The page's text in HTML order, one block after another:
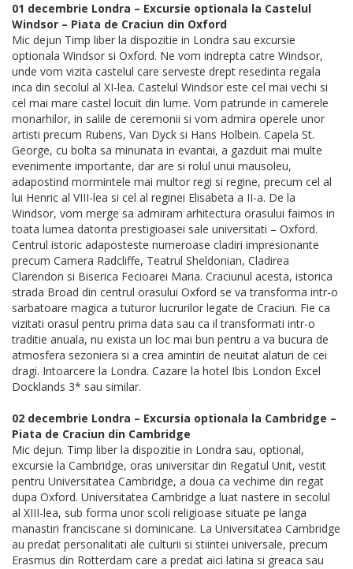
01 decembrie Londra – Excursie optionala la Castelul
Windsor – Piata de Craciun din Oxford
Mic dejun Timp liber la dispozitie in Londra sau excursie
optionala Windsor si Oxford. Ne vom indrepta catre Windsor,
unde vom vizita castelul care serveste drept resedinta regala
inca din secolul al XI-lea. Castelul Windsor este cel mai vechi si
cel mai mare castel locuit din lume. Vom patrunde in camerele
monarhilor, in salile de ceremonii si vom admira operele unor
artisti precum Rubens, Van Dyck si Hans Holbein. Capela St.
George, cu bolta sa minunata in evantai, a gazduit mai multe
evenimente importante, dar are si rolul unui mausoleu,
adapostind mormintele mai multor regi si regine, precum cel al
lui Henric al VIII-lea si cel al reginei Elisabeta a II-a. De la
Windsor, vom merge sa admiram arhitectura orasului faimos in
toata lumea datorita prestigioasei sale universitati – Oxford.
Centrul istoric adaposteste numeroase cladiri impresionante
precum Camera Radcliffe, Teatrul Sheldonian, Cladirea
Clarendon si Biserica Fecioarei Maria. Craciunul acesta, istorica
strada Broad din centrul orasului Oxford se va transforma intr-o
sarbatoare magica a tuturor lucrurilor legate de Craciun. Fie ca
vizitati orasul pentru prima data sau ca il transformati intr-o
traditie anuala, nu exista un loc mai bun pentru a va bucura de
atmosfera sezoniera si a crea amintiri de neuitat alaturi de cei
dragi. Intoarcere la Londra. Cazare la hotel Ibis London Excel
Docklands 3* sau similar.
02 decembrie Londra – Excursia optionala la Cambridge –
Piata de Craciun din Cambridge
Mic dejun. Timp liber la dispozitie in Londra sau, optional,
excursie la Cambridge, oras universitar din Regatul Unit, vestit
pentru Universitatea Cambridge, a doua ca vechime din regat
dupa Oxford. Universitatea Cambridge a luat nastere in secolul
al XIII-lea, sub forma unor scoli religioase situate pe langa
manastiri franciscane si dominicane. La Universitatea Cambridge
au predat personalitati ale culturii si stiintei universale, precum
Erasmus din Rotterdam care a predat aici latina si greaca sau